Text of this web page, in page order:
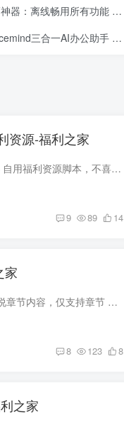
箱 PDF24网站离线版 文件不上网也能玩转PDF
AI 驱动的 Word/Excel/PPT 一体化工具，让办公效率翻倍
资源-福利之家
下载安装地址在文末 浏览器插件福利资源B站直播自动抢红包抢天选 自用福利资源脚本，不喜勿用哈~~ 安装此福利资源脚本? 如何安装 您需要先安装一个用户福利资源脚本管理器扩展，如 Tampermonkey...
9 89 14
家
下载安装地址在文末 浏览器插件福利资源下载番茄小说 下载番茄小说章节内容，仅支持章节 安装此福利资源脚本? 如何安装 您需要先安装一个用户福利资源脚本管理器扩展，如 Tampermonkey、Greasem...
8 123 8
之家